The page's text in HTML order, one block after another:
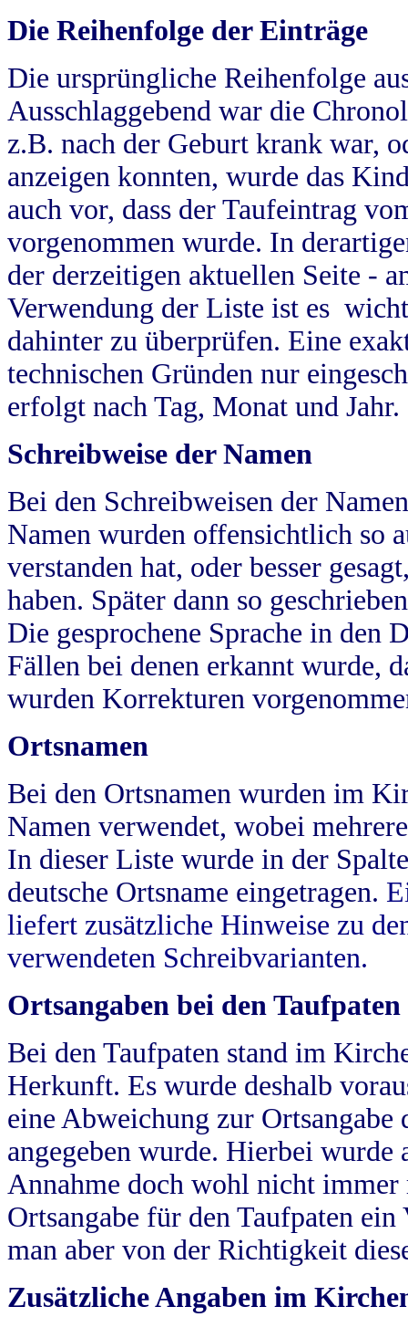
Die Reihenfolge der Einträge
Die ursprüngliche Reihenfolge
Ausschlaggebend war die
z.B. nach der Geburt krank war,
anzeigen konnten, wurde das
auch vor, dass der Taufeintrag
vorgenommen wurde. In
der derzeitigen aktuellen Seite -
Verwendung der Liste ist es
dahinter zu überprüfen. Eine
technischen Gründen nur
erfolgt nach Tag, Monat und Jahr.
Schreibweise der Namen
Bei den Schreibweisen der
Namen wurden offensichtlich so
verstanden hat, oder besser
haben. Später dann so
Die gesprochene Sprache in
Fällen bei denen erkannt wurde,
wurden Korrekturen
Ortsnamen
Bei den Ortsnamen wurden im
Namen verwendet, wobei
In dieser Liste wurde in der
deutsche Ortsname eingetragen.
liefert zusätzliche Hinweise zu
verwendeten Schreibvarianten.
Ortsangaben bei den Taufpaten
Bei den Taufpaten stand im
Herkunft. Es wurde deshalb
eine Abweichung zur
angegeben wurde. Hierbei wurde
Annahme doch wohl nicht
Ortsangabe für den Taufpaten
man aber von der Richtigkeit
Zusätzliche Angaben im